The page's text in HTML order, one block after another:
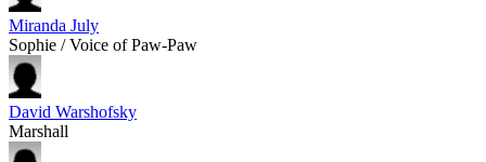
Miranda July
Sophie / Voice of Paw-Paw
David Warshofsky
Marshall